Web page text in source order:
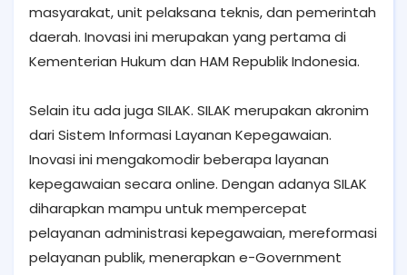
masyarakat, unit pelaksana teknis, dan pemerintah
daerah. Inovasi ini merupakan yang pertama di
Kementerian Hukum dan HAM Republik Indonesia.
Selain itu ada juga SILAK. SILAK merupakan akronim
dari Sistem Informasi Layanan Kepegawaian.
Inovasi ini mengakomodir beberapa layanan
kepegawaian secara online. Dengan adanya SILAK
diharapkan mampu untuk mempercepat
pelayanan administrasi kepegawaian, mereformasi
pelayanan publik, menerapkan e-Government